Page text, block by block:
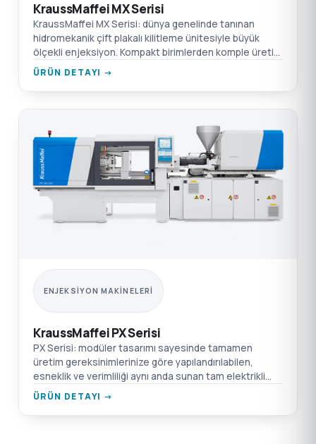
KraussMaffei MX Serisi
KraussMaffei MX Serisi: dünya genelinde tanınan
hidromekanik çift plakalı kilitleme ünitesiyle büyük
ölçekli enjeksiyon. Kompakt birimlerden komple üretim
hücrelerine kadar geniş aralık.
ÜRÜN DETAYI →
ENJEKSIYON MAKINELERI
KraussMaffei PX Serisi
PX Serisi: modüler tasarımı sayesinde tamamen
üretim gereksinimlerinize göre yapılandırılabilen,
esneklik ve verimliliği aynı anda sunan tam elektrikli
enjeksiyon makinesi.
ÜRÜN DETAYI →